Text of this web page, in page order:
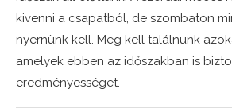
kivenni a csapatból, de szombaton
nyernünk kell. Meg kell találnunk
amelyek ebben az időszakban is
eredményességet.